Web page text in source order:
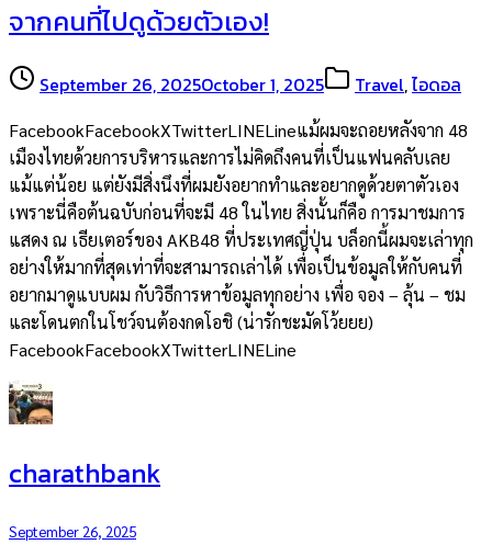
จากคนที่ไปดูด้วยตัวเอง!
September 26, 2025October 1, 2025 Travel,ไอดอล
FacebookFacebookXTwitterLINELineแม้ผมจะถอยหลังจาก 48
เมืองไทยด้วยการบริหารและการไม่คิดถึงคนที่เป็นแฟนคลับเลย
แม้แต่น้อย แต่ยังมีสิ่งนึงที่ผมยังอยากทำและอยากดูด้วยตาตัวเอง
เพราะนี่คือต้นฉบับก่อนที่จะมี 48 ในไทย สิ่งนั้นก็คือ การมาชมการ
แสดง ณ เธียเตอร์ของ AKB48 ที่ประเทศญี่ปุ่น บล็อกนี้ผมจะเล่าทุก
อย่างให้มากที่สุดเท่าที่จะสามารถเล่าได้ เพื่อเป็นข้อมูลให้กับคนที่
อยากมาดูแบบผม กับวิธีการหาข้อมูลทุกอย่าง เพื่อ จอง – ลุ้น – ชม
และโดนตกในโชว์จนต้องกดโอชิ (น่ารักชะมัดโว้ยยย)
FacebookFacebookXTwitterLINELine
charathbank
September 26, 2025